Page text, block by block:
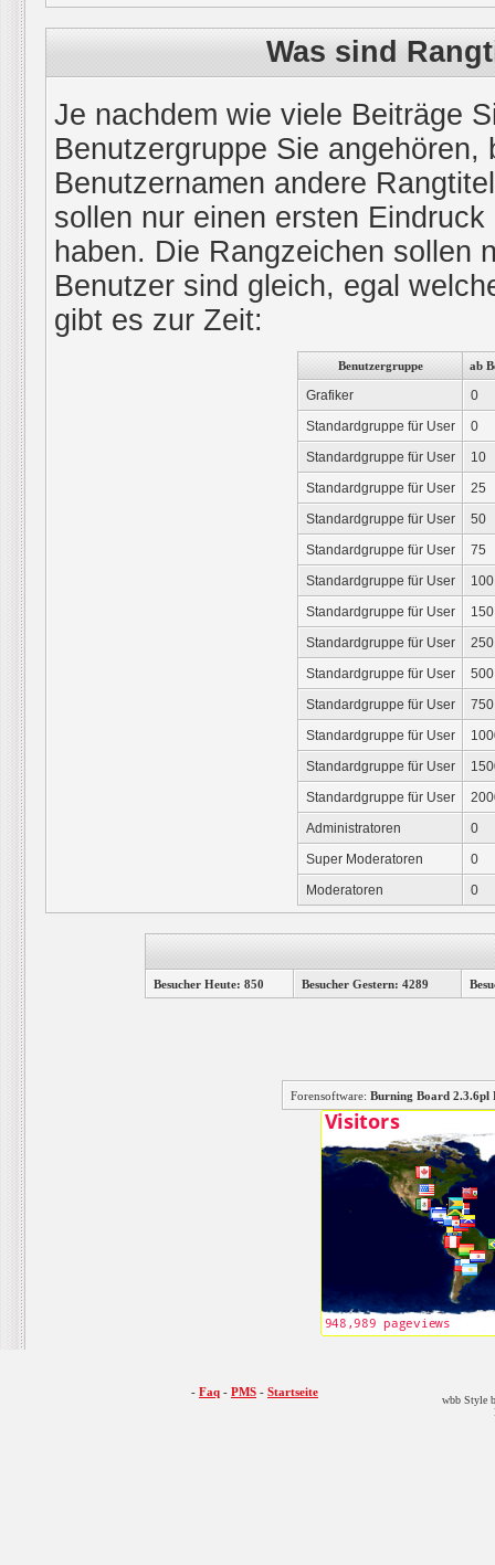
Was sind
Je nachdem wie viele Beiträge
Benutzergruppe Sie
Benutzernamen andere
sollen nur einen ersten
haben. Die Rangzeichen sollen
Benutzer sind gleich, egal
gibt es zur Zeit:
Benutzergruppe ab
Grafiker
0
Standardgruppe für User
0
Standardgruppe für User
10
Standardgruppe für User
25
Standardgruppe für User
50
Standardgruppe für User
75
Standardgruppe für User
100
Standardgruppe für User
150
Standardgruppe für User
250
Standardgruppe für User
500
Standardgruppe für User
750
Standardgruppe für User
Standardgruppe für User
Standardgruppe für User
Administratoren
0
Super Moderatoren
0
Moderatoren
0
Besucher Heute: 850 Besucher Gestern: 4289
Forensoftware: Burning Board
- Faq - PMS - Startseite
wbb Style